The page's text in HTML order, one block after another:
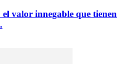
valor innegable que tienen